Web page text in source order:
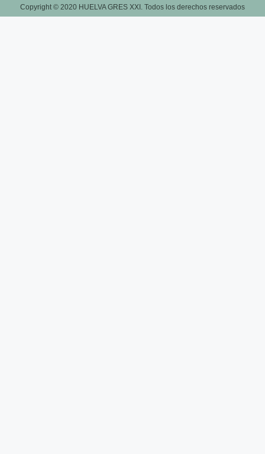
Copyright © 2020 HUELVA GRES XXI. Todos los derechos reservados